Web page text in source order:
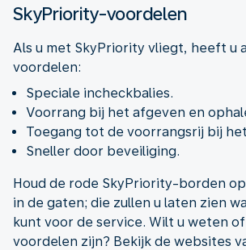
SkyPriority-voordelen
Als u met SkyPriority vliegt, heeft u
voordelen:
Speciale incheckbalies.
Voorrang bij het afgeven en
Toegang tot de voorrangsrij bij
Sneller door beveiliging.
Houd de rode SkyPriority-borden
in de gaten; die zullen u laten zien
kunt voor de service. Wilt u weten
voordelen zijn? Bekijk de websites